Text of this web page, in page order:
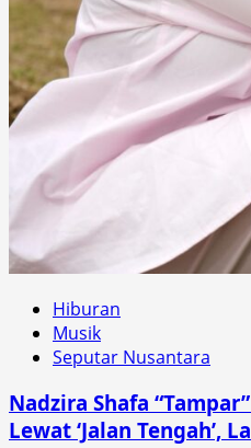
Hiburan
Musik
Seputar Nusantara
Nadzira Shafa
Lewat ‘Jalan Tengah’,